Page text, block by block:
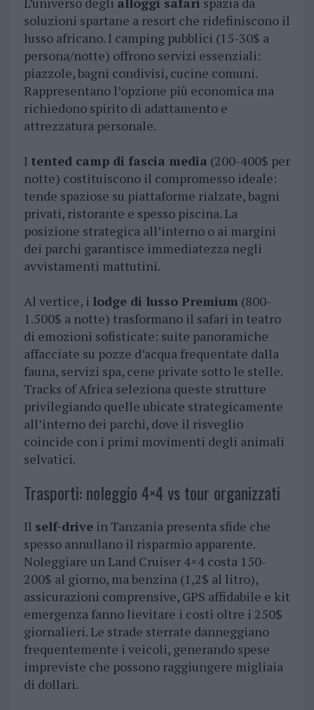
soluzioni spartane a resort che ridefiniscono il
lusso africano. I camping pubblici (15-30$ a
persona/notte) offrono servizi essenziali:
piazzole, bagni condivisi, cucine comuni.
Rappresentano l’opzione più economica ma
richiedono spirito di adattamento e
attrezzatura personale.
I tented camp di fascia media (200-400$ per
notte) costituiscono il compromesso ideale:
tende spaziose su piattaforme rialzate, bagni
privati, ristorante e spesso piscina. La
posizione strategica all’interno o ai margini
dei parchi garantisce immediatezza negli
avvistamenti mattutini.
Al vertice, i lodge di lusso Premium (800-
1.500$ a notte) trasformano il safari in teatro
di emozioni sofisticate: suite panoramiche
affacciate su pozze d’acqua frequentate dalla
fauna, servizi spa, cene private sotto le stelle.
Tracks of Africa seleziona queste strutture
privilegiando quelle ubicate strategicamente
all’interno dei parchi, dove il risveglio
coincide con i primi movimenti degli animali
selvatici.
Trasporti: noleggio 4×4 vs tour organizzati
Il self-drivein Tanzania presenta sfide che
spesso annullano il risparmio apparente.
Noleggiare un Land Cruiser 4×4 costa 150-
200$ al giorno, ma benzina (1,2$ al litro),
assicurazioni comprensive, GPS affidabile e kit
emergenza fanno lievitare i costi oltre i 250$
giornalieri. Le strade sterrate danneggiano
frequentemente i veicoli, generando spese
impreviste che possono raggiungere migliaia
di dollari.